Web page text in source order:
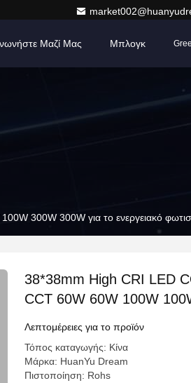
Μαζί Μας Μπλογκ
300W 300W για το ενεργειακό
38*38mm High CRI LED
CCT 60W 60W 100W
Λεπτομέρειες για το προϊόν
Τόπος καταγωγής: Κίνα
Μάρκα: HuanYu Dream
Πιστοποίηση: Rohs